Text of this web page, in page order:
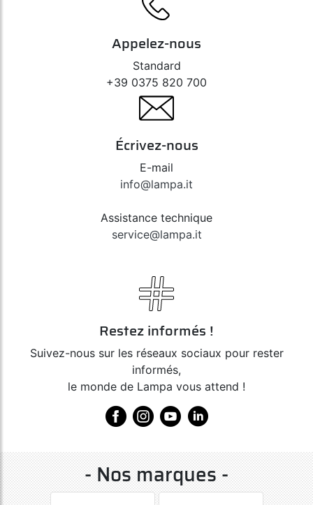
Appelez-nous
Standard
+39 0375 820 700
Écrivez-nous
E-mail
info@lampa.it
Assistance technique
service@lampa.it
Restez informés !
Suivez-nous sur les réseaux sociaux pour rester
informés,
le monde de Lampa vous attend !
- Nos marques -